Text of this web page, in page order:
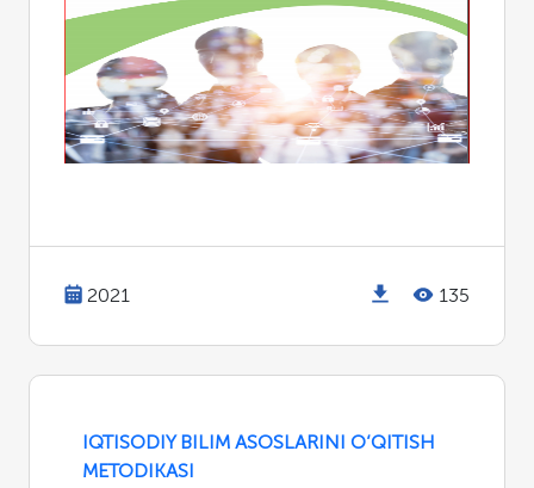
2021 135
IQTISODIY BILIM ASOSLARINI O‘QITISH
METODIKASI